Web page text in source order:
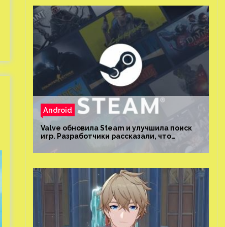
Android
Valve обновила Steam и улучшила поиск
игр. Разработчики рассказали, что